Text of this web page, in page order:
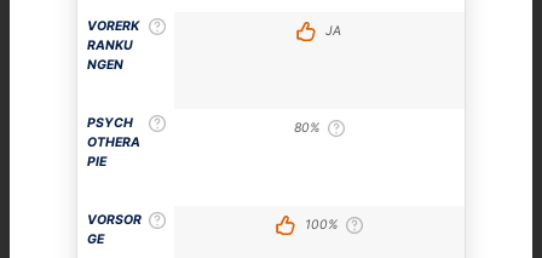
VORERK
RANKU
NGEN
PSYCH
OTHERA
PIE
VORSOR
GE
JA
80%
100%